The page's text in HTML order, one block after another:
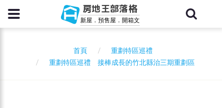
房地王部落格
新屋．預售屋．開箱文
首頁
重劃特區巡禮
重劃特區巡禮 接棒成長的竹北縣治三期重劃區